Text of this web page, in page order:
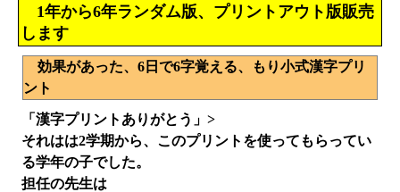
1年から6年ランダム版、プリントアウト版販売
します
効果があった、6日で6字覚える、もり小式漢字プリ
ント
「漢字プリントありがとう」>
それはは2学期から、このプリントを使ってもらってい
る学年の子でした。
担任の先生は